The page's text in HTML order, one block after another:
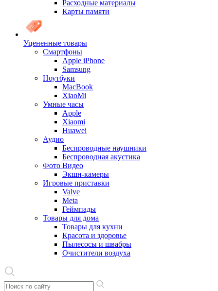
Расходные материалы
Карты памяти
Уцененные товары
Cмартфоны
Apple iPhone
Samsung
Ноутбуки
MacBook
XiaoMi
Умные часы
Apple
Xiaomi
Huawei
Аудио
Беспроводные наушники
Беспроводная акустика
Фото Видео
Экшн-камеры
Игровые приставки
Valve
Meta
Геймпады
Товары для дома
Товары для кухни
Красота и здоровье
Пылесосы и швабры
Очистители воздуха